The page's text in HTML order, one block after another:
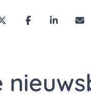
Deel deze pagina via
Deel deze
Deel